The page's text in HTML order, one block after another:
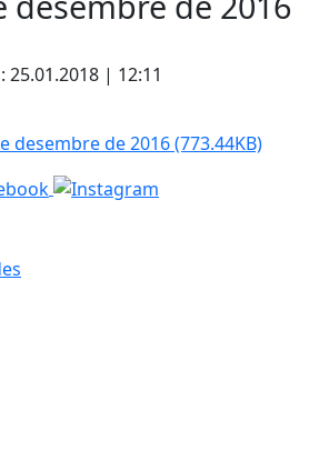
| 12:11
desembre de 2016(773.44KB)